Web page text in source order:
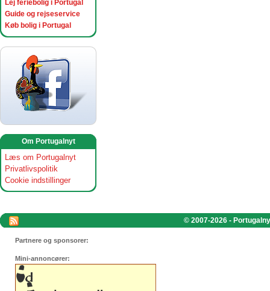
Lej feriebolig i Portugal
Guide og rejseservice
Køb bolig i Portugal
Om Portugalnyt
Læs om Portugalnyt
Privatlivspolitik
Cookie indstillinger
© 2007-2026 -
Partnere og sponsorer:
Mini-annoncører: